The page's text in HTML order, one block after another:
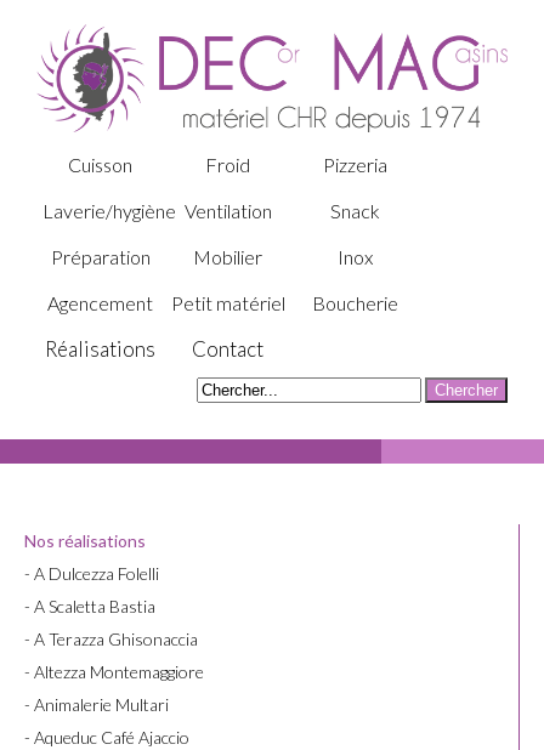
Cuisson Froid
Pizzeria
Laverie/hygiène Ventilation
Snack
Préparation
Mobilier
Inox
Agencement
Petit matériel Boucherie
Réalisations Contact
Nos réalisations
- A Dulcezza Folelli
- A Scaletta Bastia
- A Terazza Ghisonaccia
- Altezza Montemaggiore
- Animalerie Multari
- Aqueduc Café Ajaccio